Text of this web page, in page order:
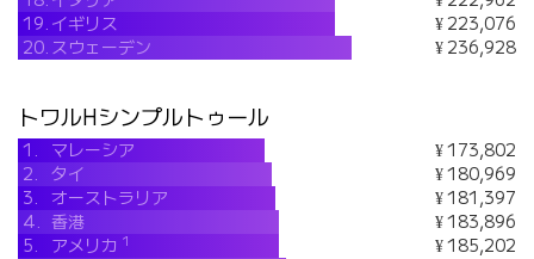
19. イギリス
¥ 223,076
20. スウェーデン ¥ 236,928
トワルHシンプルトゥール
1. マレーシア
¥ 173,802
2.
タイ
¥ 180,969
3.
オーストラリア
¥ 181,397
4. 香港
¥ 183,896
5.
アメリカ 1 ¥ 185,202